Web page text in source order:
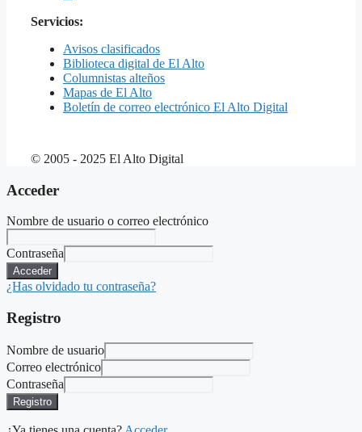
Servicios:
Avisos clasificados
Biblioteca digital de El Alto
Columnistas alteños
Mapas de El Alto
Boletín de correo electrónico El Alto Digital
© 2005 - 2025 El Alto Digital
Acceder
Nombre de usuario o correo electrónico
Contraseña
Acceder
¿Has olvidado tu contraseña?
Registro
Nombre de usuario
Correo electrónico
Contraseña
Registro